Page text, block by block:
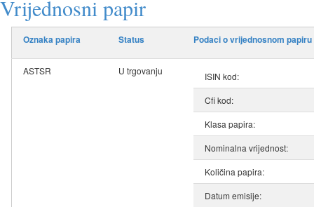
Vrijednosni papir
Oznaka papira Status Podaci o vrijednosnom papiru
ASTSR U trgovanju
ISIN kod:
Cfi kod:
Klasa papira:
Nominalna vrijednost:
Količina papira:
Datum emisije: